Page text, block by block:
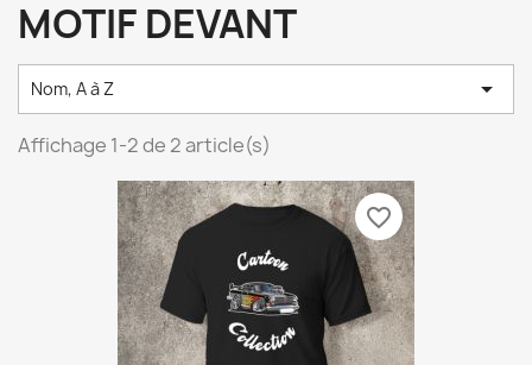
MOTIF DEVANT
Nom, A à Z 
Affichage 1-2 de 2 article(s)
favorite_border